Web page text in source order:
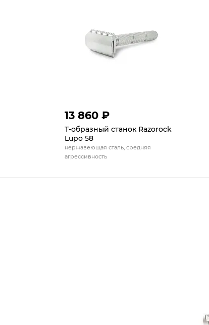
13 860 ₽
Т-образный станок Razorock
Lupo 58
нержавеющая сталь, средняя
агрессивность